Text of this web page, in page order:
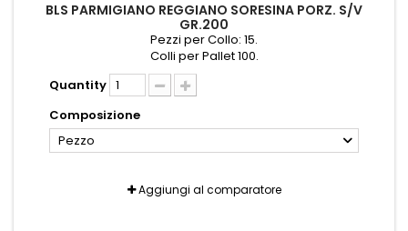
BLS PARMIGIANO REGGIANO SORESINA PORZ. S/V
GR.200
Pezzi per Collo: 15.
Colli per Pallet 100.
Quantity
Composizione
Pezzo
Aggiungi al comparatore